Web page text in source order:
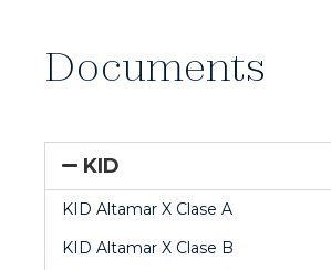
Documents
KID
KID Altamar X Clase A
KID Altamar X Clase B